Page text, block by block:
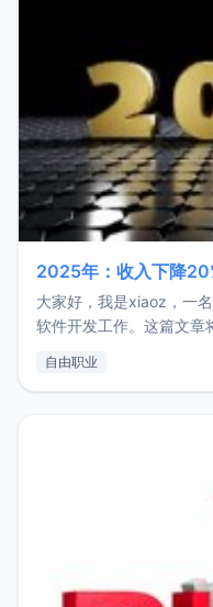
2025年：收入下降
大家好，我是xiaoz，一
软件开发工作。这篇文章
收入下降20%，但却过
自由职业